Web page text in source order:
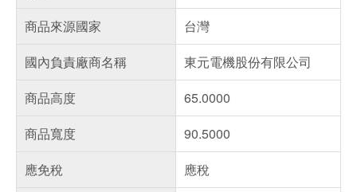
商品來源國家
台灣
國內負責廠商名稱
東元電機股份有限公司
商品高度
65.0000
商品寬度
90.5000
應免稅
應稅